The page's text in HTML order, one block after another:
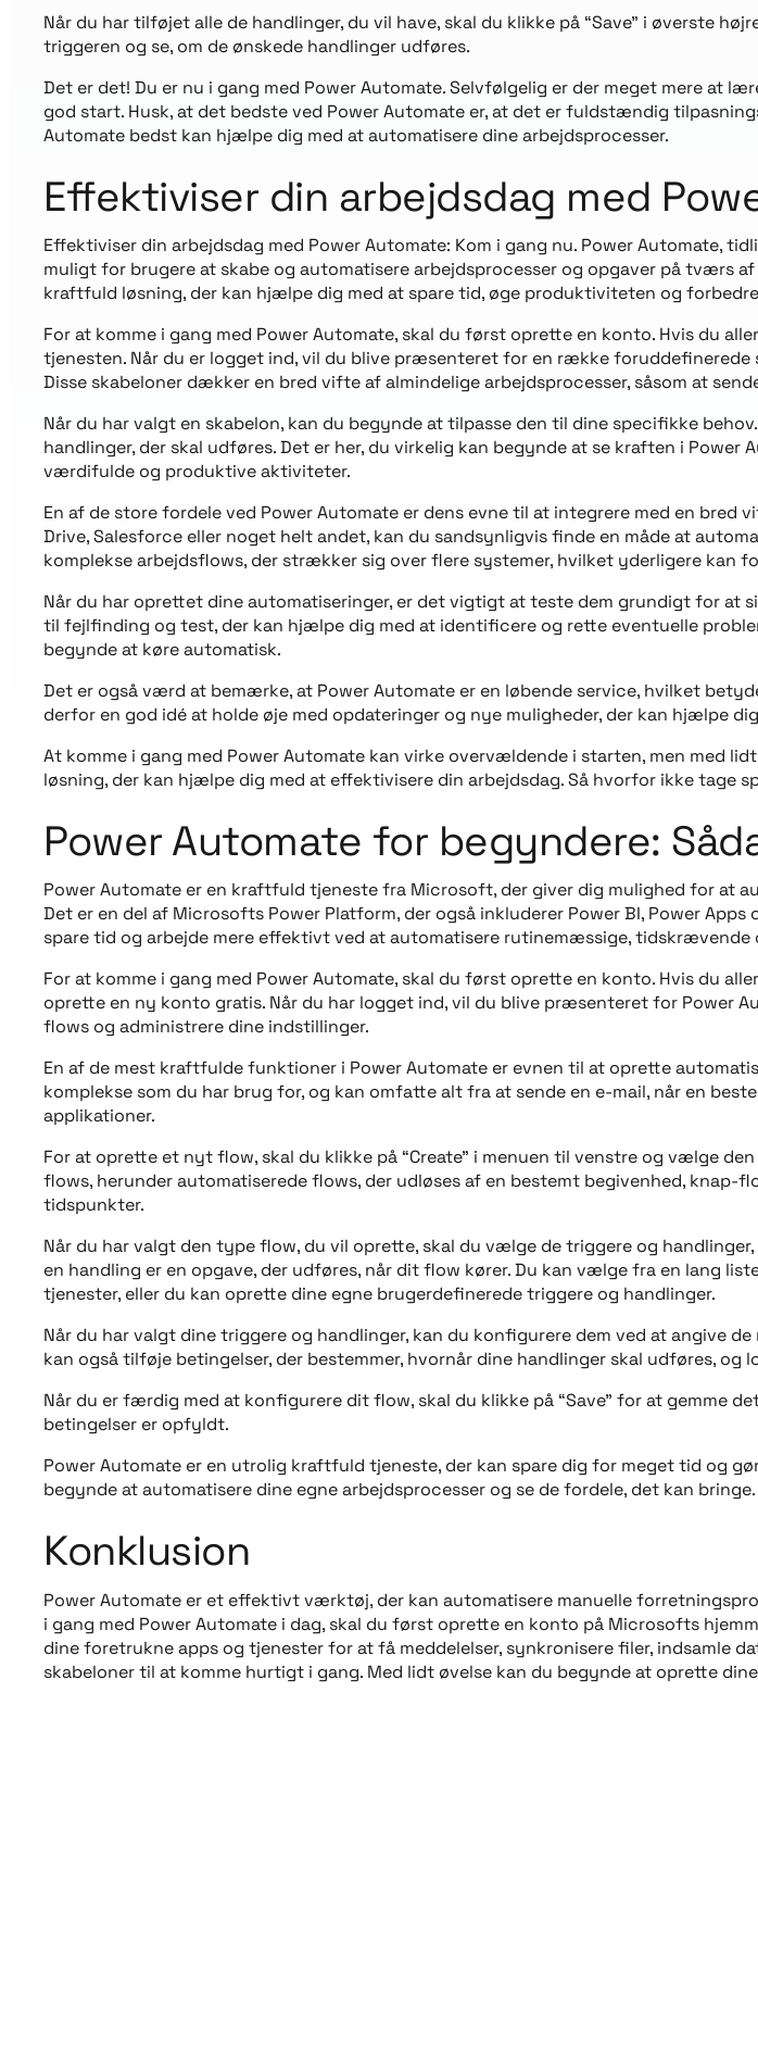
Når du har tilføjet alle de handlinger, du vil have, skal du klikke på “Save” i øverste
triggeren og se, om de ønskede handlinger udføres.
Det er det! Du er nu i gang med Power Automate. Selvfølgelig er der meget mere at
god start. Husk, at det bedste ved Power Automate er, at det er fuldstændig
Automate bedst kan hjælpe dig med at automatisere dine arbejdsprocesser.
Effektiviser din arbejdsdag med
Effektiviser din arbejdsdag med Power Automate: Kom i gang nu. Power Automate,
muligt for brugere at skabe og automatisere arbejdsprocesser og opgaver på tværs
kraftfuld løsning, der kan hjælpe dig med at spare tid, øge produktiviteten og
For at komme i gang med Power Automate, skal du først oprette en konto. Hvis du
tjenesten. Når du er logget ind, vil du blive præsenteret for en række
Disse skabeloner dækker en bred vifte af almindelige arbejdsprocesser, såsom at
Når du har valgt en skabelon, kan du begynde at tilpasse den til dine specifikke
handlinger, der skal udføres. Det er her, du virkelig kan begynde at se kraften i
værdifulde og produktive aktiviteter.
En af de store fordele ved Power Automate er dens evne til at integrere med en
Drive, Salesforce eller noget helt andet, kan du sandsynligvis finde en måde at
komplekse arbejdsflows, der strækker sig over flere systemer, hvilket yderligere kan
Når du har oprettet dine automatiseringer, er det vigtigt at teste dem grundigt for
til fejlfinding og test, der kan hjælpe dig med at identificere og rette eventuelle
begynde at køre automatisk.
Det er også værd at bemærke, at Power Automate er en løbende service, hvilket
derfor en god idé at holde øje med opdateringer og nye muligheder, der kan hjælpe
At komme i gang med Power Automate kan virke overvældende i starten, men med
løsning, der kan hjælpe dig med at effektivisere din arbejdsdag. Så hvorfor ikke tage
Power Automate for begyndere:
Power Automate er en kraftfuld tjeneste fra Microsoft, der giver dig mulighed for at
Det er en del af Microsofts Power Platform, der også inkluderer Power BI, Power
spare tid og arbejde mere effektivt ved at automatisere rutinemæssige, tidskrævende
For at komme i gang med Power Automate, skal du først oprette en konto. Hvis du
oprette en ny konto gratis. Når du har logget ind, vil du blive præsenteret for Power
flows og administrere dine indstillinger.
En af de mest kraftfulde funktioner i Power Automate er evnen til at oprette
komplekse som du har brug for, og kan omfatte alt fra at sende en e-mail, når en
applikationer.
For at oprette et nyt flow, skal du klikke på “Create” i menuen til venstre og vælge
flows, herunder automatiserede flows, der udløses af en bestemt begivenhed, knap-
tidspunkter.
Når du har valgt den type flow, du vil oprette, skal du vælge de triggere og
en handling er en opgave, der udføres, når dit flow kører. Du kan vælge fra en lang
tjenester, eller du kan oprette dine egne brugerdefinerede triggere og handlinger.
Når du har valgt dine triggere og handlinger, kan du konfigurere dem ved at angive
kan også tilføje betingelser, der bestemmer, hvornår dine handlinger skal udføres, og
Når du er færdig med at konfigurere dit flow, skal du klikke på “Save” for at gemme
betingelser er opfyldt.
Power Automate er en utrolig kraftfuld tjeneste, der kan spare dig for meget tid og
begynde at automatisere dine egne arbejdsprocesser og se de fordele, det kan
Konklusion
Power Automate er et effektivt værktøj, der kan automatisere manuelle
i gang med Power Automate i dag, skal du først oprette en konto på Microsofts
dine foretrukne apps og tjenester for at få meddelelser, synkronisere filer, indsamle
skabeloner til at komme hurtigt i gang. Med lidt øvelse kan du begynde at oprette